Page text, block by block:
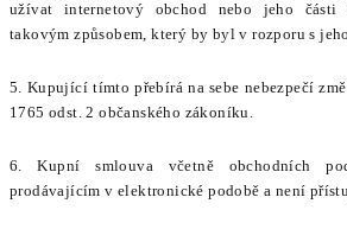
užívat internetový obchod nebo jeho části
takovým způsobem, který by byl v rozporu s
5. Kupující tímto přebírá na sebe nebezpečí
1765 odst. 2 občanského zákoníku.
6. Kupní smlouva včetně obchodních
prodávajícím v elektronické podobě a není